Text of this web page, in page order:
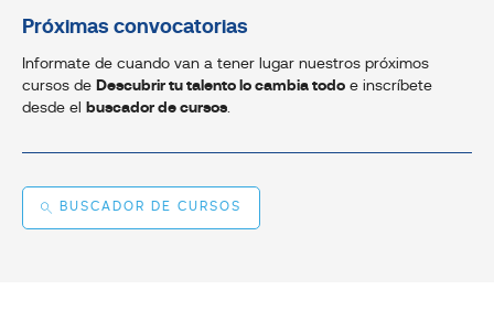
Próximas convocatorias
Informate de cuando van a tener lugar nuestros próximos
cursos de Descubrir tu talento lo cambia todo e inscríbete
desde el buscador de cursos.
BUSCADOR DE CURSOS